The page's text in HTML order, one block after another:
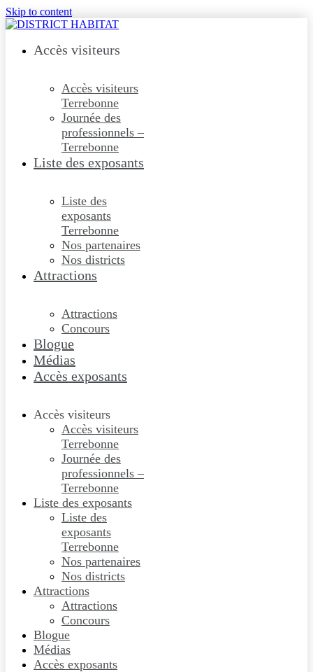
Skip to content
Accès visiteurs
Accès visiteurs
Terrebonne
Journée des
professionnels –
Terrebonne
Liste des exposants
Liste des
exposants
Terrebonne
Nos partenaires
Nos districts
Attractions
Attractions
Concours
Blogue
Médias
Accès exposants
Accès visiteurs
Accès visiteurs
Terrebonne
Journée des
professionnels –
Terrebonne
Liste des exposants
Liste des
exposants
Terrebonne
Nos partenaires
Nos districts
Attractions
Attractions
Concours
Blogue
Médias
Accès exposants